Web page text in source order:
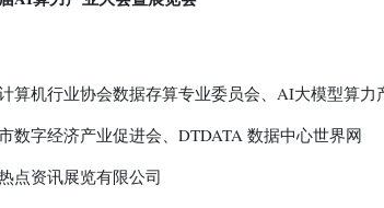
算机行业协会数据存算专业委员会、AI大模型算力
数字经济产业促进会、DTDATA 数据中心世界网
点资讯展览有限公司